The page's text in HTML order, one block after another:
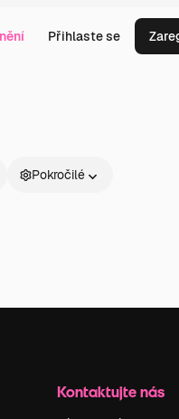
Přihlaste se
Pokročilé
Kontaktujte nás